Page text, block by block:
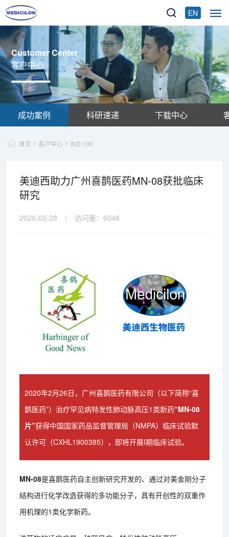
EN
Customer Center
客户中心
成功案例 科研速递 下载中心
首页 客户中心 IND 100
美迪西助力广州喜鹊医药MN-08获批临床
研究
2020-02-28 | 访问量：6048
2020年2月26日，广州喜鹊医药有限公司（以下简称“喜
鹊医药”）治疗罕见病特发性肺动脉高压1类新药“MN-08
片”获得中国国家药品监督管理局（NMPA）临床试验默
认许可（CXHL1900385），即将开展I期临床试验。
MN-08是喜鹊医药自主创新研究开发的、通过对美金刚分子
结构进行化学改造获得的多功能分子，具有开创性的双重作
用机理的1类化学新药。